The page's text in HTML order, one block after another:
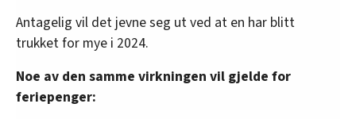
Antagelig vil det jevne seg ut ved at en har blitt
trukket for mye i 2024.
Noe av den samme virkningen vil gjelde for
feriepenger: